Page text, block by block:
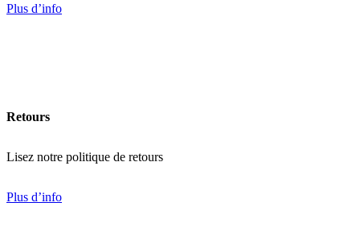
Plus d’info
Retours
Lisez notre politique de retours
Plus d’info